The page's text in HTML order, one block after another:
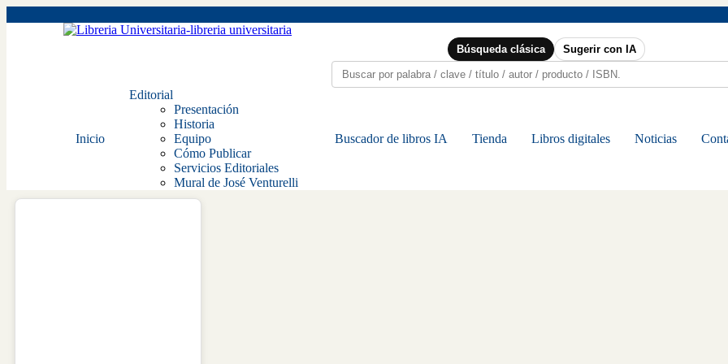
Búsqueda clásica Sugerir con IA
Inicio
Editorial
Presentación
Historia
Equipo
Cómo Publicar
Servicios Editoriales
Mural de José Venturelli
Buscador de libros IA Tienda Libros digitales Noticias